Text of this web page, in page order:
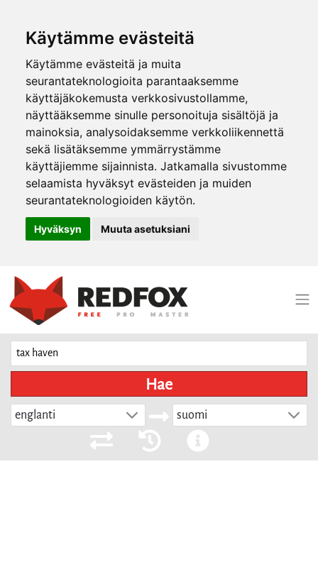
Käytämme evästeitä
Käytämme evästeitä ja muita
seurantateknologioita parantaaksemme
käyttäjäkokemusta verkkosivustollamme,
näyttääksemme sinulle personoituja sisältöjä ja
mainoksia, analysoidaksemme verkkoliikennettä
sekä lisätäksemme ymmärrystämme
käyttäjiemme sijainnista. Jatkamalla sivustomme
selaamista hyväksyt evästeiden ja muiden
seurantateknologioiden käytön.
Hyväksyn Muuta asetuksiani
Hae
englanti suomi